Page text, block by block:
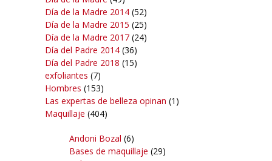
Día de la Madre 2014 (52)
Día de la Madre 2015 (25)
Día de la Madre 2017 (24)
Día del Padre 2014 (36)
Día del Padre 2018 (15)
exfoliantes (7)
Hombres (153)
Las expertas de belleza opinan (1)
Maquillaje (404)
Andoni Bozal (6)
Bases de maquillaje (29)